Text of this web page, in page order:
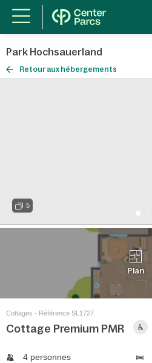
Park Hochsauerland
Retour aux hébergements
5
Plan
Cottages - Référence SL1727
Cottage Premium PMR
4 personnes